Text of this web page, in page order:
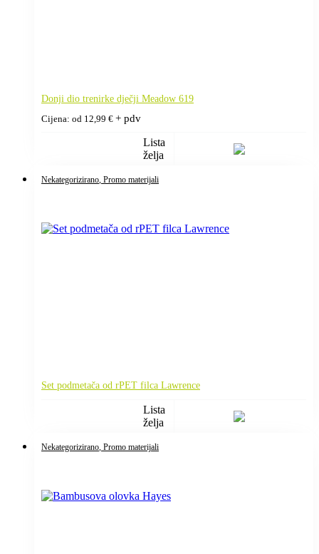
Donji dio trenirke dječji Meadow 619
Cijena: od 12,99 € + pdv
Lista
želja
Nekategorizirano , Promo materijali
Set podmetača od rPET filca Lawrence
Lista
želja
Nekategorizirano , Promo materijali